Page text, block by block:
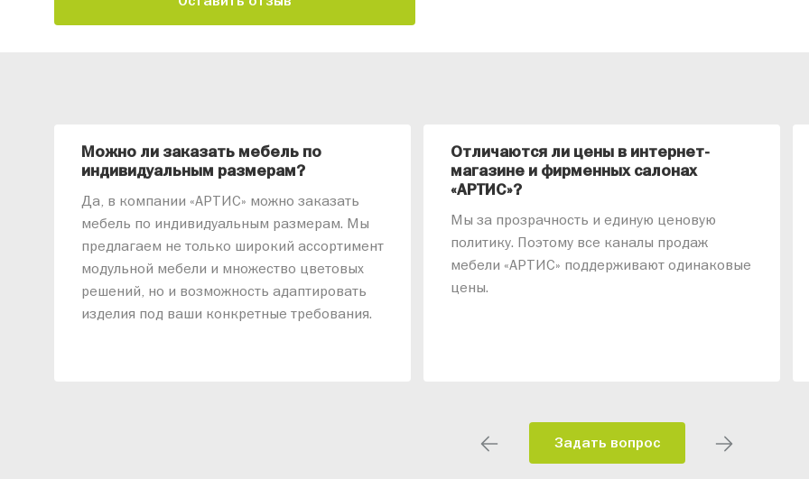
Можно ли заказать мебель по
индивидуальным размерам?
Да, в компании «АРТИС» можно заказать
мебель по индивидуальным размерам. Мы
предлагаем не только широкий ассортимент
модульной мебели и множество цветовых
решений, но и возможность адаптировать
изделия под ваши конкретные требования.
Отличаются ли цены в интернет-
магазине и фирменных салонах
«АРТИС»?
Мы за прозрачность и единую ценовую
политику. Поэтому все каналы продаж
мебели «АРТИС» поддерживают одинаковые
цены.
Задать вопрос